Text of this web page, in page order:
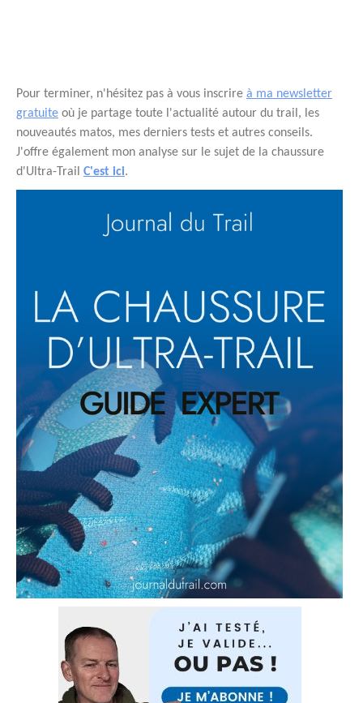
Pour terminer, n'hésitez pas à vous inscrire à ma newsletter
gratuite où je partage toute l'actualité autour du trail, les
nouveautés matos, mes derniers tests et autres conseils.
J'offre également mon analyse sur le sujet de la chaussure
d'Ultra-Trail C'est ici.